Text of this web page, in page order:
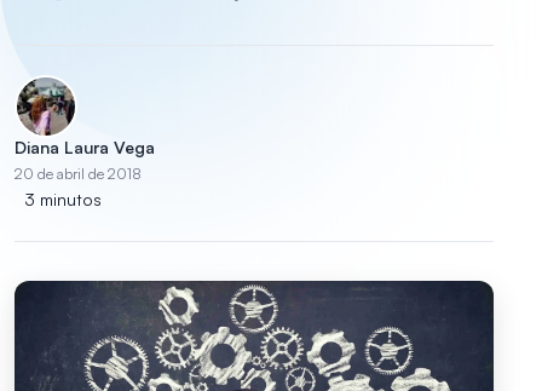
Diana Laura Vega
20 de abril de 2018
3 minutos